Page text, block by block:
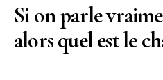
Si on parle
alors quel est le